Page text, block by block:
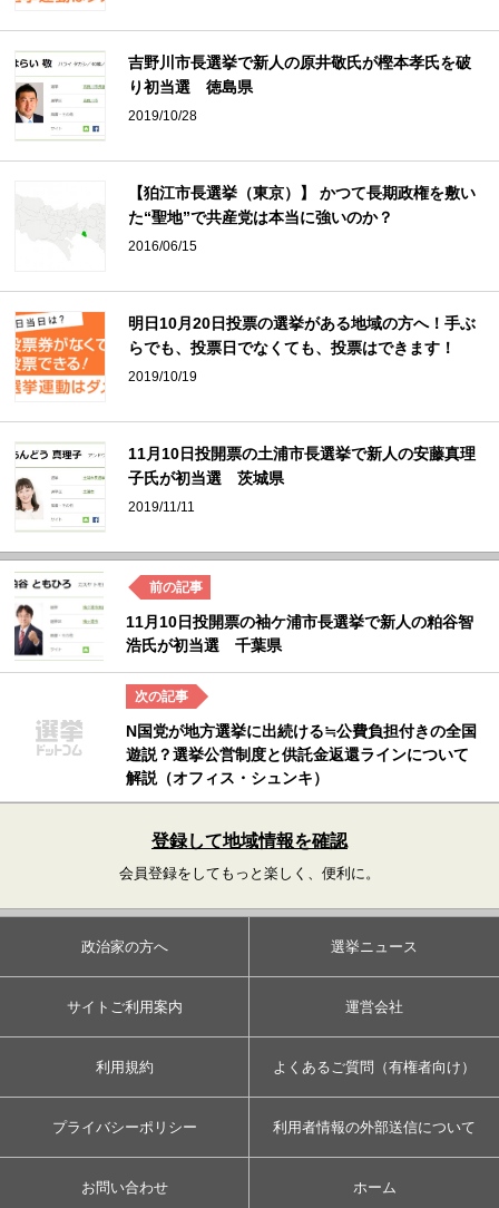
吉野川市長選挙で新人の原井敬氏が樫本孝氏を破
り初当選 徳島県
2019/10/28
【狛江市長選挙（東京）】 かつて長期政権を敷い
た“聖地”で共産党は本当に強いのか？
2016/06/15
明日10月20日投票の選挙がある地域の方へ！手ぶ
らでも、投票日でなくても、投票はできます！
2019/10/19
11月10日投開票の土浦市長選挙で新人の安藤真理
子氏が初当選 茨城県
2019/11/11
11月10日投開票の袖ケ浦市長選挙で新人の粕谷智
浩氏が初当選 千葉県
N国党が地方選挙に出続ける≒公費負担付きの全国
遊説？選挙公営制度と供託金返還ラインについて
解説（オフィス・シュンキ）
登録して地域情報を確認
会員登録をしてもっと楽しく、便利に。
政治家の方へ 選挙ニュース
サイトご利用案内 運営会社
利用規約 よくあるご質問（有権者向け）
プライバシーポリシー 利用者情報の外部送信について
お問い合わせ ホーム